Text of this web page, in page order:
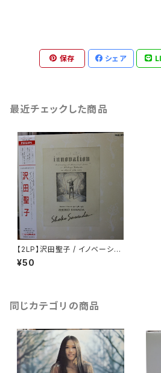
保存 シェア
最近チェックした商品
【2LP】沢田聖子 / イノベーショ
ン
¥50
同じカテゴリの商品